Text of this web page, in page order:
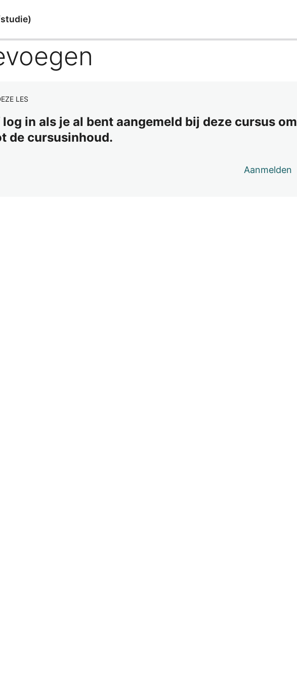
LES
in als je al bent aangemeld bij deze cursus om
de cursusinhoud.
Aanmelden